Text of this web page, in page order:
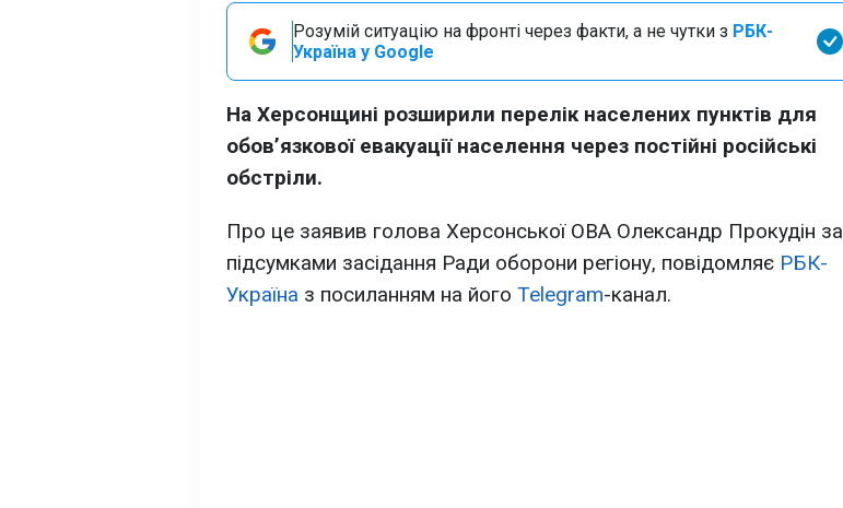
Розумій ситуацію на фронті через факти, а не чутки з РБК-
Україна у Google
На Херсонщині розширили перелік населених пунктів для
обов’язкової евакуації населення через постійні російські
обстріли.
Про це заявив голова Херсонської ОВА Олександр Прокудін за
підсумками засідання Ради оборони регіону, повідомляє РБК-
Україна з посиланням на його Telegram-канал.